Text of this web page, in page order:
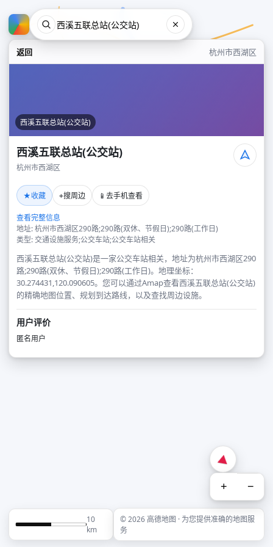
返回 杭州市西湖区
西溪五联总站(公交站)
西溪五联总站(公交站)
杭州市西湖区
★收藏 ⌖搜周边 📱 去手机查看
查看完整信息
地址: 杭州市西湖区290路;290路(双休、节假日);290路(工作日)
类型: 交通设施服务;公交车站;公交车站相关
西溪五联总站(公交站)是一家公交车站相关，地址为杭州市西湖区290
路;290路(双休、节假日);290路(工作日)。地理坐标：
30.274431,120.090605。您可以通过Amap查看西溪五联总站(公交站)
的精确地图位置、规划到达路线，以及查找周边设施。
用户评价
匿名用户
+ −
10
km
© 2026 高德地图 · 为您提供准确的地图服
务